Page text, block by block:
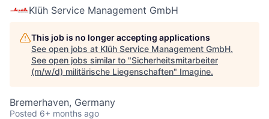
Klüh Service Management GmbH
This job is no longer accepting applications
See open jobs at Klüh Service Management GmbH.
See open jobs similar to "Sicherheitsmitarbeiter
(m/w/d) militärische Liegenschaften" Imagine.
Bremerhaven, Germany
Posted 6+ months ago